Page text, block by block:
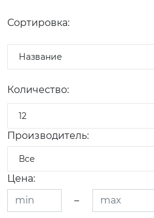
Сортировка:
Название
Количество:
12
Производитель:
Все
Цена:
–